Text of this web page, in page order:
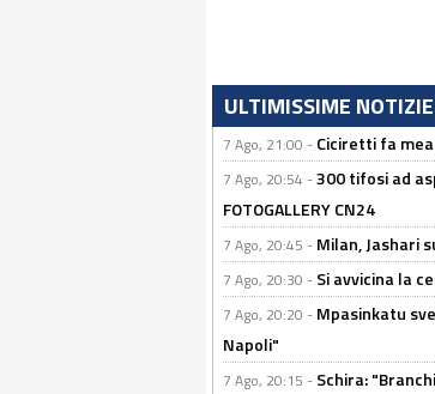
ULTIMISSIME NOTIZIE
7 Ago, 21:00 - Ciciretti fa
7 Ago, 20:54 -300 tifosi ad
FOTOGALLERY CN24
7 Ago, 20:45 - Milan, Jashari
7 Ago, 20:30 - Si avvicina la
7 Ago, 20:20 - Mpasinkatu
Napoli"
7 Ago, 20:15 - Schira: